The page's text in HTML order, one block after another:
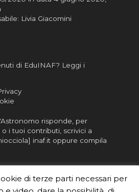
Livia Giacomini
di EduINAF? Leggi i
risponde, per
i tuoi contributi, scrivici a
inaf.it oppure compila
scuola e…di terze parti necessari per